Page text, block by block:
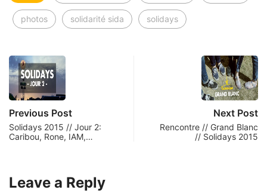
photos solidarité sida solidays
Previous Post
Solidays 2015 // Jour 2:
Caribou, Rone, IAM,…
Next Post
Rencontre // Grand Blanc
// Solidays 2015
Leave a Reply